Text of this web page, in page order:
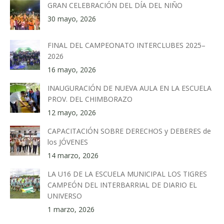
GRAN CELEBRACIÓN DEL DÍA DEL NIÑO
30 mayo, 2026
FINAL DEL CAMPEONATO INTERCLUBES 2025–
2026
16 mayo, 2026
INAUGURACIÓN DE NUEVA AULA EN LA ESCUELA
PROV. DEL CHIMBORAZO
12 mayo, 2026
CAPACITACIÓN SOBRE DERECHOS y DEBERES de
los JÓVENES
14 marzo, 2026
LA U16 DE LA ESCUELA MUNICIPAL LOS TIGRES
CAMPEÓN DEL INTERBARRIAL DE DIARIO EL
UNIVERSO
1 marzo, 2026